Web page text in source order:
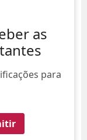
as
para
nas redes
Nancy
A